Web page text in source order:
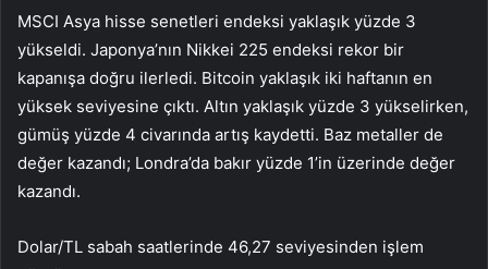
MSCI Asya hisse senetleri endeksi yaklaşık yüzde 3
yükseldi. Japonya’nın Nikkei 225 endeksi rekor bir
kapanışa doğru ilerledi. Bitcoin yaklaşık iki haftanın en
yüksek seviyesine çıktı. Altın yaklaşık yüzde 3 yükselirken,
gümüş yüzde 4 civarında artış kaydetti. Baz metaller de
değer kazandı; Londra’da bakır yüzde 1’in üzerinde değer
kazandı.
Dolar/TL sabah saatlerinde 46,27 seviyesinden işlem